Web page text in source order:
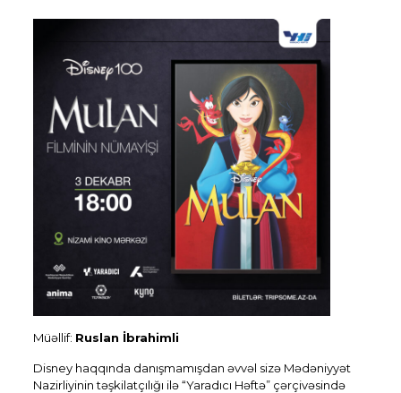
Müəllif: Ruslan İbrahimli
Disney haqqında danışmamışdan əvvəl sizə Mədəniyyət
Nazirliyinin təşkilatçılığı ilə “Yaradıcı Həftə” çərçivəsində